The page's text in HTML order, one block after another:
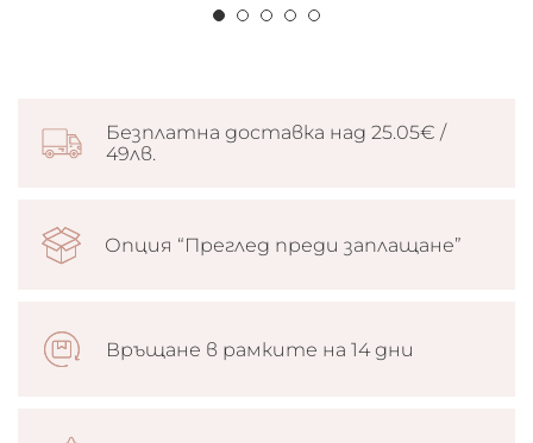
Безплатна доставка над 25.05€ /
49лв.
Опция “Преглед преди заплащане”
Връщане в рамките на 14 дни